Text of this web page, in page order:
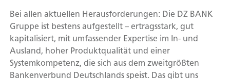
Bei allen aktuellen Herausforderungen: Die DZ BANK
Gruppe ist bestens aufgestellt – ertragsstark, gut
kapitalisiert, mit umfassender Expertise im In- und
Ausland, hoher Produktqualität und einer
Systemkompetenz, die sich aus dem zweitgrößten
Bankenverbund Deutschlands speist. Das gibt uns